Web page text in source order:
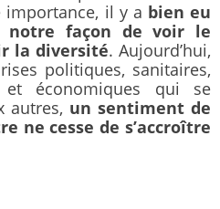
importance, il y a bien eu
notre façon de voir le
la diversité. Aujourd’hui,
politiques, sanitaires,
et économiques qui se
autres, un sentiment de
ne cesse de s’accroître